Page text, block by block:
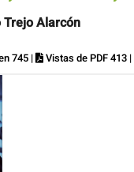
Alarcón
745 | Vistas de PDF 413 |